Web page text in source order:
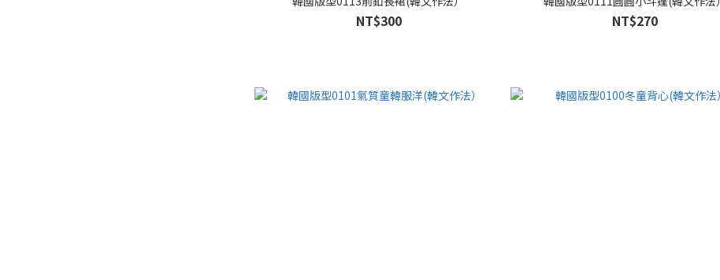
NT$300 NT$270